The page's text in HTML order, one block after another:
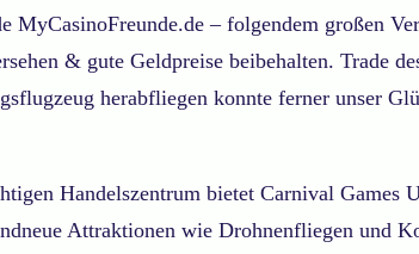
MyCasinoFreunde.de – folgendem großen
& gute Geldpreise beibehalten. Trade
herabfliegen konnte ferner unser
Handelszentrum bietet Carnival Games
Attraktionen wie Drohnenfliegen und